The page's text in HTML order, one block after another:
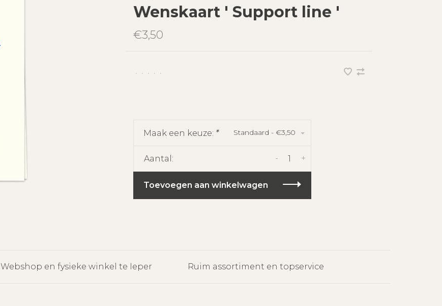
Wenskaart ' Support line '
€3,50
• • • • •
Maak een keuze: * Standaard - €3,50
Aantal: +
-
Toevoegen aan winkelwagen
Webshop en fysieke winkel te Ieper Ruim assortiment en topservice